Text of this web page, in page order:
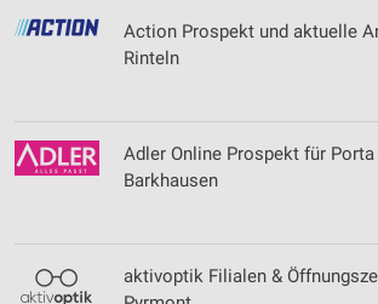
Action Prospekt und aktuelle
Rinteln
Adler Online Prospekt für
Barkhausen
aktivoptik Filialen &